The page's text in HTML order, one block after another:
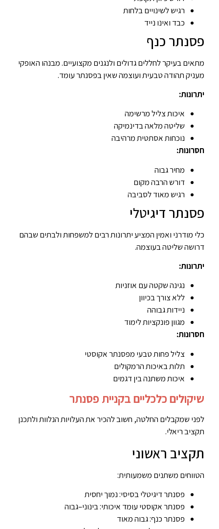
רגיש לשינויים בלחות
כבד ואינו נייד
פסנתר כנף
מתאים בעיקר לחללים גדולים ולנגנים מקצועיים. מבנהו האופקי
מעניק תהודה טבעית ועוצמה שאין בפסנתר עומד.
יתרונות:
איכות צליל מרשימה
שליטה מלאה בדינמיקה
נוכחות אסתטית מרהיבה
חסרונות:
מחיר גבוה
דורש הרבה מקום
רגיש מאוד לסביבה
פסנתר דיגיטלי
כלי מודרני ואמין המציע יתרונות רבים למשפחות ולבתים שבהם
דרושה שליטה בעוצמה.
יתרונות:
נגינה שקטה עם אוזניות
ללא צורך בכיוון
ניידות גבוהה
מגוון פונקציות לימוד
חסרונות:
צליל פחות טבעי מפסנתר אקוסטי
תלות באיכות הרמקולים
איכות משתנה בין דגמים
שיקולים כלכליים בקניית פסנתר
לפני שמקבלים החלטה, חשוב להכיר את העלויות הנלוות ולתכנן
תקציב ריאלי.
תקציב ראשוני
הטווחים משתנים משמעותית:
פסנתר דיגיטלי בסיסי: נמוך יחסית
פסנתר אקוסטי עומד איכותי: בינוני–גבוה
פסנתר כנף: גבוה מאוד